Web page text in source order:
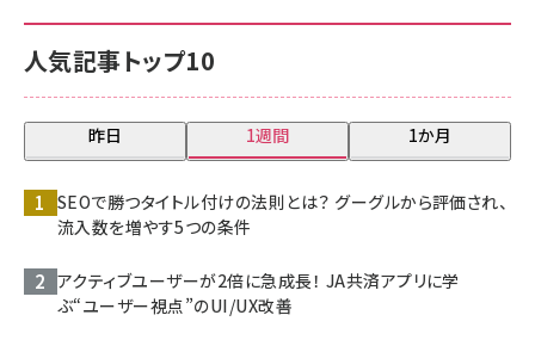
人気記事トップ10
昨日 1週間 1か月
SEOで勝つタイトル付けの法則とは？ グーグルから評価され、
流入数を増やす5つの条件
アクティブユーザーが2倍に急成長！ JA共済アプリに学
ぶ“ユーザー視点”のUI/UX改善